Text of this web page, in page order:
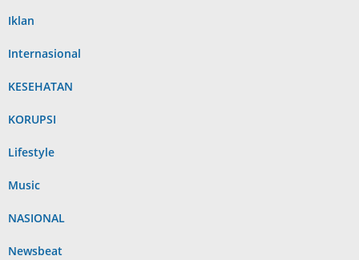
Iklan
Internasional
KESEHATAN
KORUPSI
Lifestyle
Music
NASIONAL
Newsbeat